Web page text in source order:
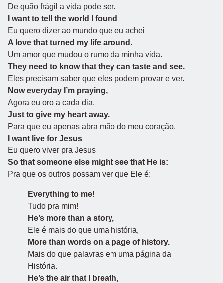
De quão frágil a vida pode ser.
I want to tell the world I found
Eu quero dizer ao mundo que eu achei
A love that turned my life around.
Um amor que mudou o rumo da minha vida.
They need to know that they can taste and see.
Eles precisam saber que eles podem provar e ver.
Now everyday I’m praying,
Agora eu oro a cada dia,
Just to give my heart away.
Para que eu apenas abra mão do meu coração.
I want live for Jesus
Eu quero viver pra Jesus
So that someone else might see that He is:
Pra que os outros possam ver que Ele é:
Everything to me!
Tudo pra mim!
He’s more than a story,
Ele é mais do que uma história,
More than words on a page of history.
Mais do que palavras em uma página da
História.
He’s the air that I breath,